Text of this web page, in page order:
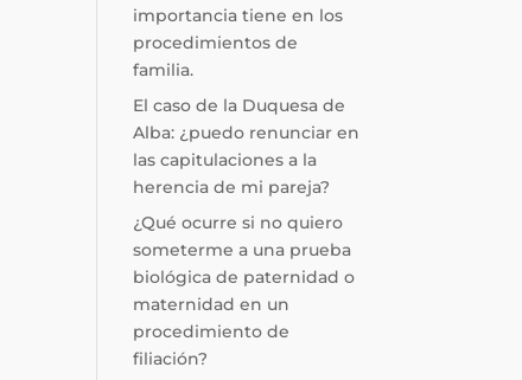
importancia tiene en los
procedimientos de
familia.
El caso de la Duquesa de
Alba: ¿puedo renunciar en
las capitulaciones a la
herencia de mi pareja?
¿Qué ocurre si no quiero
someterme a una prueba
biológica de paternidad o
maternidad en un
procedimiento de
filiación?